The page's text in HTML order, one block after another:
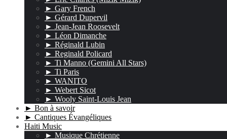
► Gary French
► Gérard Dupervil
► Jean-Jean Roosevelt
► Léon Dimanche
► Réginald Lubin
► Reginald Policard
► Ti Manno (Gemini All Stars)
► Ti Paris
► WANITO
► Webert Sicot
► Wooly Saint-Louis Jean
► Bon à savoir
► Cantiques Évangéliques
Haiti Music
► Musique Chrétienne